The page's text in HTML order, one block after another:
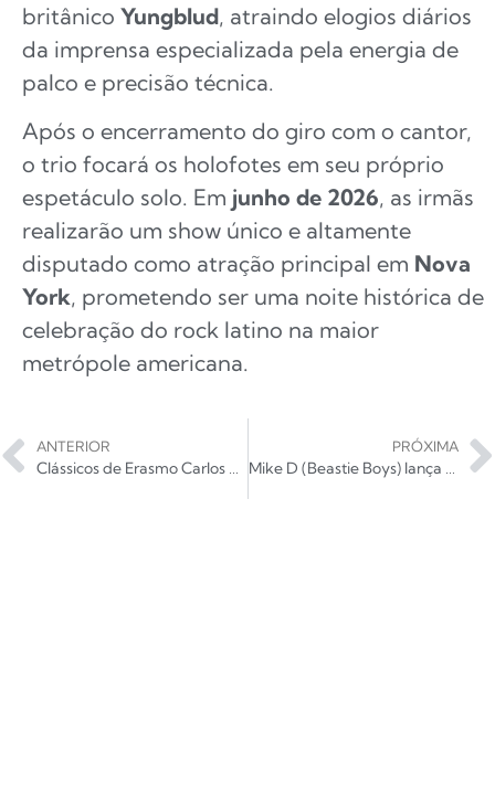
britânico Yungblud, atraindo elogios diários
da imprensa especializada pela energia de
palco e precisão técnica.
Após o encerramento do giro com o cantor,
o trio focará os holofotes em seu próprio
espetáculo solo. Em junho de 2026, as irmãs
realizarão um show único e altamente
disputado como atração principal em Nova
York, prometendo ser uma noite histórica de
celebração do rock latino na maior
metrópole americana.
ANTERIOR
Clássicos de Erasmo Carlos nos anos 70 ganham rimas do rap nacional
PRÓXIMA
Mike D (Beastie Boys) lança “What We Got” sob o projeto solo MD5D